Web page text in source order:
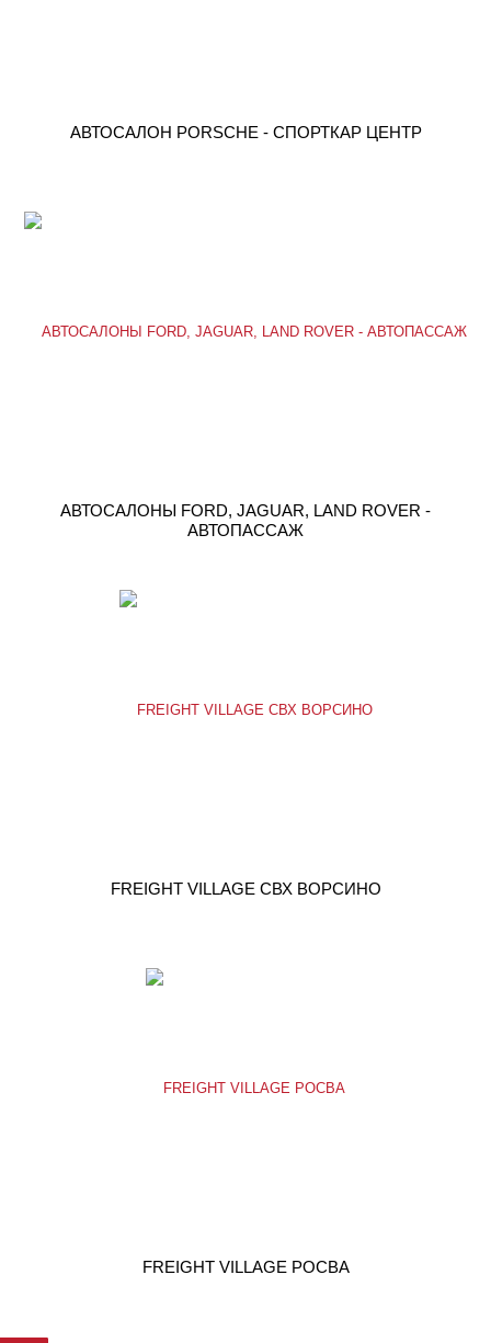
АВТОСАЛОН PORSCHE - СПОРТКАР ЦЕНТР
АВТОСАЛОНЫ FORD, JAGUAR, LAND ROVER -
АВТОПАССАЖ
FREIGHT VILLAGE СВХ ВОРСИНО
FREIGHT VILLAGE РОСВА